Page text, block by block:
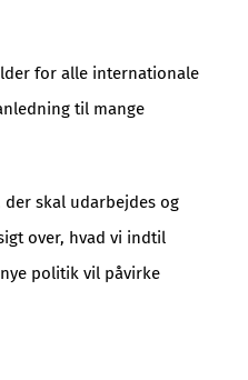
for alle internationale
til mange
der skal udarbejdes og
over, hvad vi indtil
politik vil påvirke